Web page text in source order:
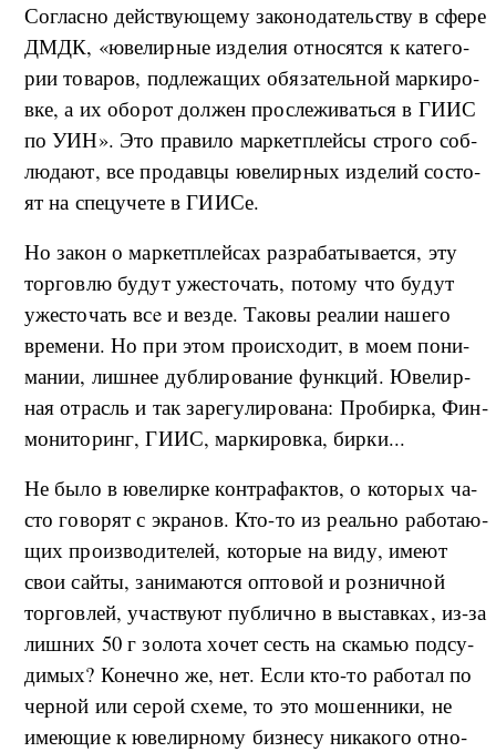
Со­глас­но дей­ству­ю­ще­му за­ко­но­да­тель­ству в сфе­ре
ДМДК, «ю­ве­ли­р­ные из­де­лия от­но­сят­ся к ка­те­го­
рии то­ва­ров, под­ле­жа­щих обя­за­тель­ной мар­ки­ро­
в­ке, а их обо­рот дол­жен про­сле­жи­вать­ся в ГИИС
по УИН». Это пра­ви­ло мар­кет­плей­сы стро­го со­б­
лю­да­ют, все про­дав­цы юве­ли­р­ных из­де­лий со­сто­
ят на спе­цу­че­те в ГИИСе.
Но за­кон о мар­кет­плей­сах раз­ра­ба­ты­ва­ет­ся, эту
тор­го­в­лю бу­дут уже­сто­чать, по­то­му что бу­дут
уже­сто­чать всe и вез­де. Та­ко­вы ре­а­лии на­ше­го
вре­ме­ни. Но при этом про­ис­хо­дит, в мо­ем по­ни­
ма­нии, ли­ш­нее дуб­ли­ро­ва­ние фун­к­ций. Юве­ли­р­
ная от­расль и так за­ре­гу­ли­ро­ва­на: Про­би­р­ка, Фин­
мо­ни­то­ринг, ГИИС, мар­ки­ро­в­ка, би­р­ки...
Не бы­ло в юве­ли­р­ке кон­тра­фа­к­тов, о ко­то­рых ча­
сто го­во­рят с экра­нов. Кто-то из ре­аль­но ра­бо­та­ю­
щих про­из­во­ди­те­лей, ко­то­рые на ви­ду, име­ют
свои сай­ты, за­ни­ма­ют­ся опто­вой и роз­ни­ч­ной
тор­го­в­лей, участ­ву­ют пуб­ли­ч­но в вы­став­ках, из-­за
ли­ш­них 50 г зо­ло­та хо­чет сесть на ска­мью под­су­
ди­мых? Ко­неч­но же, нет. Ес­ли кто-то ра­бо­тал по
чер­ной или се­рой схе­ме, то это мо­шен­ни­ки, не
име­ю­щие к юве­ли­р­но­му биз­не­су ни­ка­ко­го от­но­